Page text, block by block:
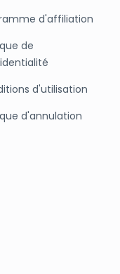
d'affiliation
de
d'utilisation
d'annulation